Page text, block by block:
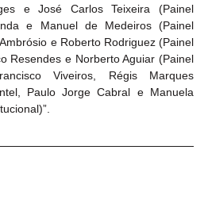
e José Carlos Teixeira (Painel
e Manuel de Medeiros (Painel
e Roberto Rodriguez (Painel
Resendes e Norberto Aguiar (Painel
Viveiros, Régis Marques
Paulo Jorge Cabral e Manuela